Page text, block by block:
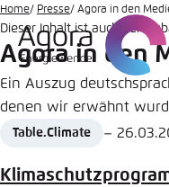
Zum
Hauptinhalt
gehen
Home Presse Agora in den
Dieser Inhalt ist auch
Agora in den
Ein Auszug
denen wir erwähnt
Source
Table.Climate Date
–
Author
Login
Melden Sie sich an
Benutzername*
Sprache
Englisch
Deutsch
Agora Think
Erscheinungsbild
Diese Webseite passt
auf Ihren
welches Farbschema
verwenden möchten.
Close